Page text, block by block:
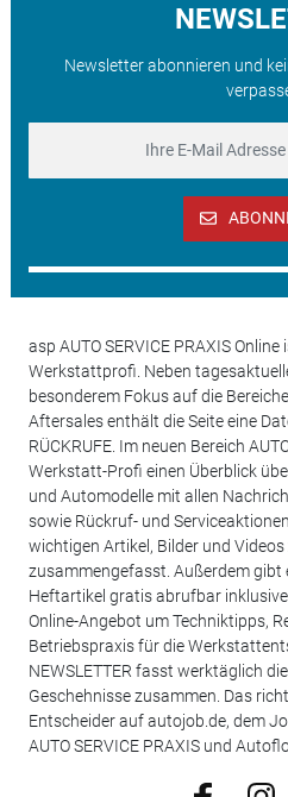
Newsletter abonnieren und
asp AUTO SERVICE PRAXIS
Werkstattprofi. Neben
besonderem Fokus auf die
Aftersales enthält die Seite eine
RÜCKRUFE. Im neuen Bereich
Werkstatt-Profi einen Überblick
und Automodelle mit allen
sowie Rückruf- und
wichtigen Artikel, Bilder und Videos
zusammengefasst. Außerdem gibt
Heftartikel gratis abrufbar
Online-Angebot um Techniktipps,
Betriebspraxis für die
NEWSLETTER fasst werktäglich
Geschehnisse zusammen. Das
Entscheider auf autojob.de, dem
AUTO SERVICE PRAXIS und